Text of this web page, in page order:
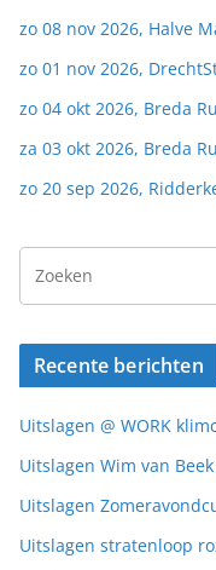
zo 08 nov 2026, Halve
zo 01 nov 2026,
zo 04 okt 2026, Breda
za 03 okt 2026, Breda
zo 20 sep 2026,
Recente berichten
Uitslagen @ WORK
Uitslagen Wim van
Uitslagen
Uitslagen stratenloop